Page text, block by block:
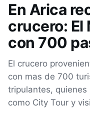
En Arica
crucero: El
con 700
El crucero
con mas de 700
tripulantes, quienes
como City Tour y